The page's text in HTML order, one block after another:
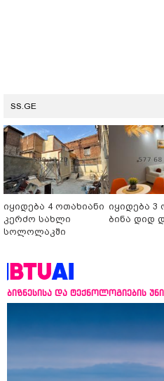
SS.GE
იყიდება 4 ოთახიანი
კერძო სახლი
სოლოლაკში
იყიდება 3
ბინა დიდ
ბიზნესისა და ტექნოლოგიების